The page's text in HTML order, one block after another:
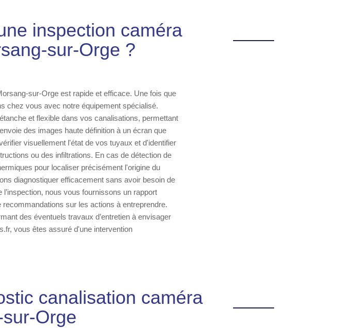
inspection caméra
sur-Orge ?
sur-Orge est rapide et efficace. Une fois que
chez vous avec notre équipement spécialisé.
et flexible dans vos canalisations, permettant
des images haute définition à un écran que
visuellement l'état de vos tuyaux et d'identifier
ou des infiltrations. En cas de détection de
pour localiser précisément l'origine du
diagnostiquer efficacement sans avoir besoin de
l’inspection, nous vous fournissons un rapport
sur les actions à entreprendre.
des éventuels travaux d’entretien à envisager
vous êtes assuré d'une intervention
canalisation caméra
Orge